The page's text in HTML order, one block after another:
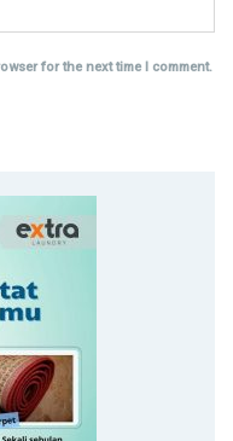
for the next time I comment.